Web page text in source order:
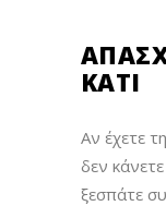
ΚΆΤΙ
Αν έχετε
δεν
ξεσπάτε